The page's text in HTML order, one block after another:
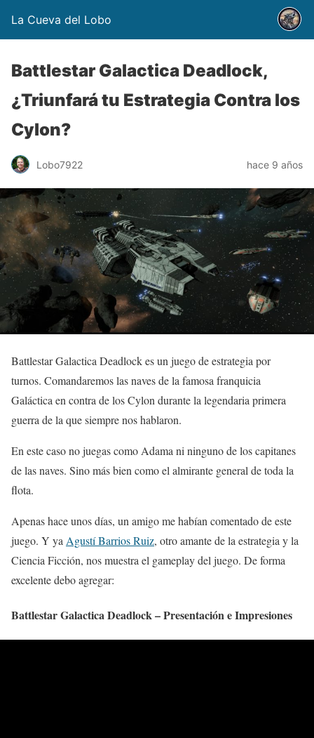
La Cueva del Lobo
Battlestar Galactica Deadlock,
¿Triunfará tu Estrategia Contra los
Cylon?
Lobo7922 hace 9 años
Battlestar Galactica Deadlock es un juego de estrategia por
turnos. Comandaremos las naves de la famosa franquicia
Galáctica en contra de los Cylon durante la legendaria primera
guerra de la que siempre nos hablaron.
En este caso no juegas como Adama ni ninguno de los capitanes
de las naves. Sino más bien como el almirante general de toda la
flota.
Apenas hace unos días, un amigo me habían comentado de este
juego. Y yaAgustí Barrios Ruiz, otro amante de la estrategia y la
Ciencia Ficción, nos muestra el gameplay del juego. De forma
excelente debo agregar:
Battlestar Galactica Deadlock – Presentación e Impresiones